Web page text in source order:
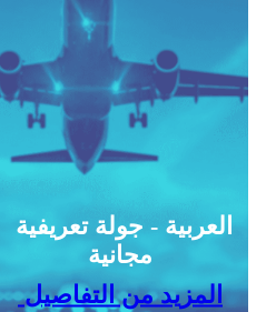
مجانية
المزيد من التفاصيل